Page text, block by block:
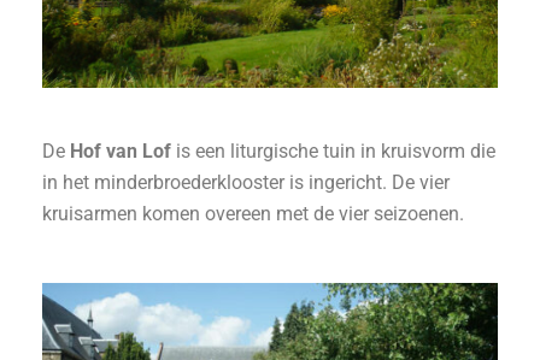
De Hof van Lof is een liturgische tuin in kruisvorm die
in het minderbroederklooster is ingericht. De vier
kruisarmen komen overeen met de vier seizoenen.